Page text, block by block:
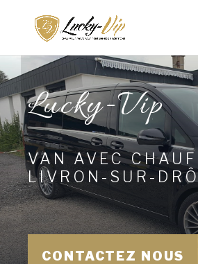
Lucky-Vip
VAN AVEC
LIVRON-SUR-
CONTACTEZ NOUS